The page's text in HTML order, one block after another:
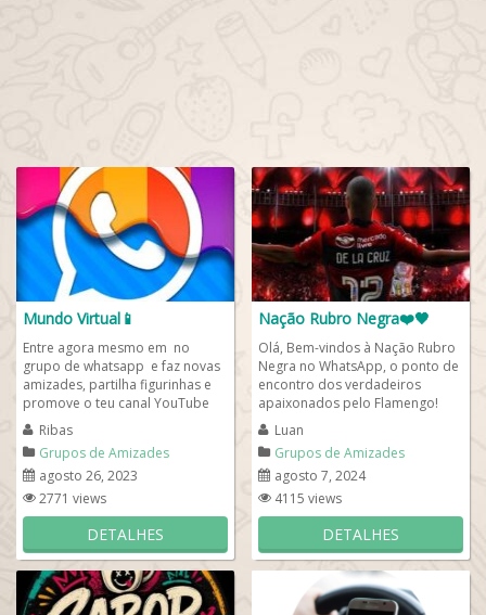
Mundo Virtual📱
Entre agora mesmo em no
grupo de whatsapp e faz novas
amizades, partilha figurinhas e
promove o teu canal YouTube
entre amigos. Se apresente ao
entrar e...
Ribas
Grupos de Amizades
agosto 26, 2023
2771 views
DETALHES
Nação Rubro Negra❤️🖤
Olá, Bem-vindos à Nação Rubro
Negra no WhatsApp, o ponto de
encontro dos verdadeiros
apaixonados pelo Flamengo!
Este grupo é dedicado a todos
os torcedores...
Luan
Grupos de Amizades
agosto 7, 2024
4115 views
DETALHES